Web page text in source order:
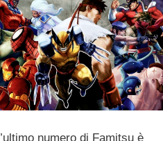
numero di Famitsu è